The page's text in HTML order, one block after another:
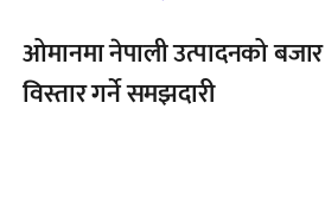
ओमानमा नेपाली उत्पादनको बजार
विस्तार गर्ने समझदारी